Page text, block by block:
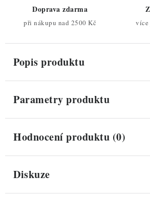
Doprava zdarma
při nákupu nad 2500 Kč více
Popis produktu
Parametry produktu
Hodnocení produktu (0)
Diskuze